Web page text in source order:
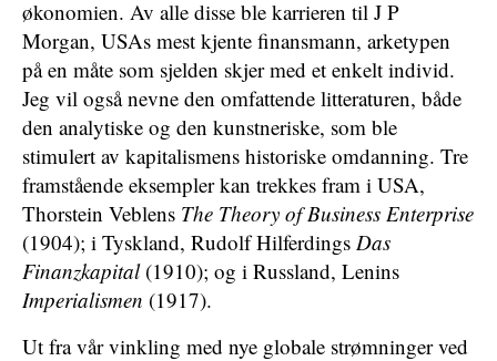
økonomien. Av alle disse ble karrieren til J P
Morgan, USAs mest kjente finansmann, arketypen
på en måte som sjelden skjer med et enkelt individ.
Jeg vil også nevne den omfattende litteraturen, både
den analytiske og den kunstneriske, som ble
stimulert av kapitalismens historiske omdanning. Tre
framstående eksempler kan trekkes fram i USA,
Thorstein Veblens The Theory of Business Enterprise
(1904); i Tyskland, Rudolf Hilferdings Das
Finanzkapital(1910); og i Russland, Lenins
Imperialismen (1917).
Ut fra vår vinkling med nye globale strømninger ved